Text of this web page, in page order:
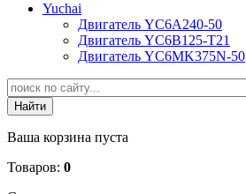
Yuchai
Двигатель YC6A240-50
Двигатель YC6B125-T21
Двигатель YC6MK375N-50
Ваша корзина пуста
Товаров: 0